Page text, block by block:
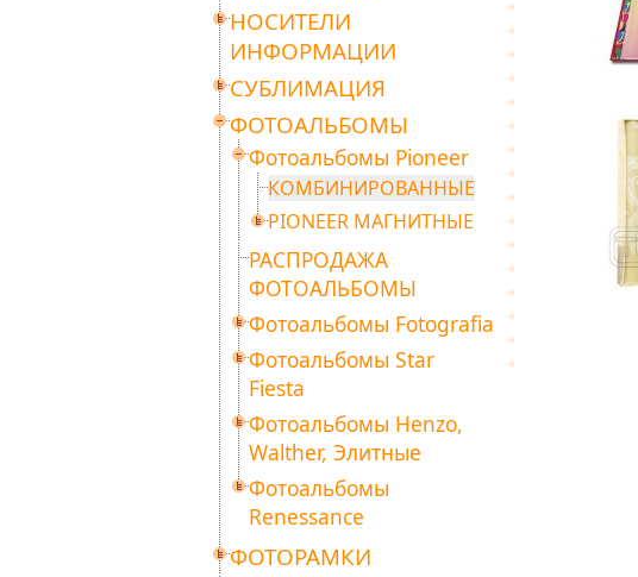
НОСИТЕЛИ
ИНФОРМАЦИИ
СУБЛИМАЦИЯ
ФОТОАЛЬБОМЫ
Фотоальбомы Pioneer
КОМБИНИРОВАННЫЕ
PIONEER МАГНИТНЫЕ
РАСПРОДАЖА
ФОТОАЛЬБОМЫ
Фотоальбомы Fotografia
Фотоальбомы Star
Fiesta
Фотоальбомы Henzo,
Walther, Элитные
Фотоальбомы
Renessance
ФОТОРАМКИ